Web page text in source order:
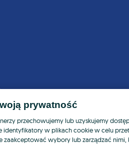
prywatność
przechowujemy lub uzyskujemy
identyfikatory w plikach cookie w celu
zaakceptować wybory lub zarządzać nimi,